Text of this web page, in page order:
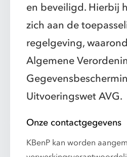
en beveiligd. Hierbij
zich aan de
regelgeving,
Algemene
Uitvoeringswet AVG.
Onze contactgegevens
KBenP kan worden